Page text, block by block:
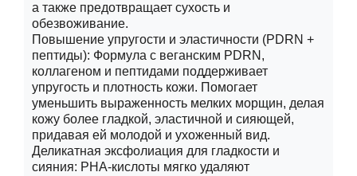
а также предотвращает сухость и
обезвоживание.
Повышение упругости и эластичности (PDRN +
пептиды): Формула с веганским PDRN,
коллагеном и пептидами поддерживает
упругость и плотность кожи. Помогает
уменьшить выраженность мелких морщин, делая
кожу более гладкой, эластичной и сияющей,
придавая ей молодой и ухоженный вид.
Деликатная эксфолиация для гладкости и
сияния: PHA-кислоты мягко удаляют